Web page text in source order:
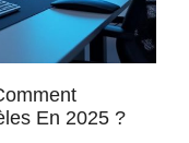
En 2025 ?